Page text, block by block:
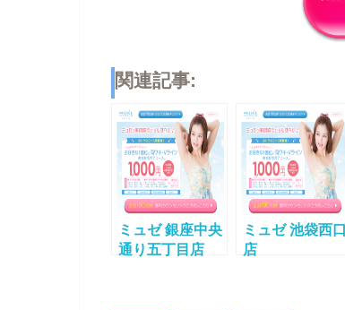
関連記事:
ミュゼ 銀座中央
通り五丁目店
ミュゼ 池袋西口
店